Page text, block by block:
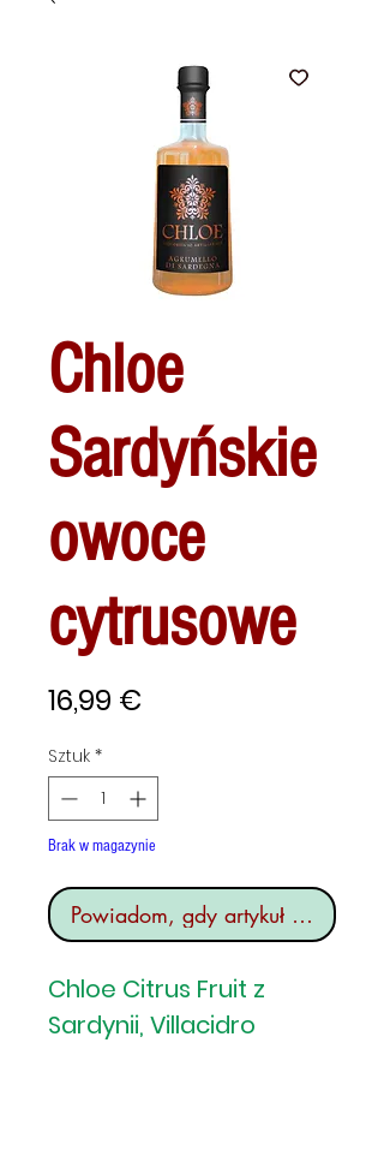
Chloe
Sardyńskie
owoce
cytrusowe
16,99 €
Sztuk *
Brak w magazynie
Powiadom, gdy artykuł będzie
Chloe Citrus Fruit z
Sardynii, Villacidro